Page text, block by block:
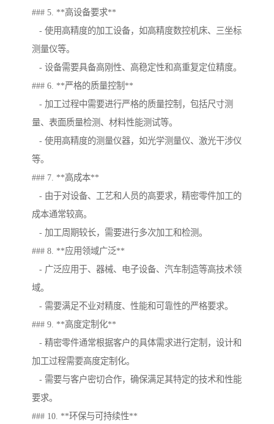
### 5. **高设备要求**
- 使用高精度的加工设备，如高精度数控机床、三坐标
测量仪等。
- 设备需要具备高刚性、高稳定性和高重复定位精度。
### 6. **严格的质量控制**
- 加工过程中需要进行严格的质量控制，包括尺寸测
量、表面质量检测、材料性能测试等。
- 使用高精度的测量仪器，如光学测量仪、激光干涉仪
等。
### 7. **高成本**
- 由于对设备、工艺和人员的高要求，精密零件加工的
成本通常较高。
- 加工周期较长，需要进行多次加工和检测。
### 8. **应用领域广泛**
- 广泛应用于、器械、电子设备、汽车制造等高技术领
域。
- 需要满足不业对精度、性能和可靠性的严格要求。
### 9. **高度定制化**
- 精密零件通常根据客户的具体需求进行定制，设计和
加工过程需要高度定制化。
- 需要与客户密切合作，确保满足其特定的技术和性能
要求。
### 10. **环保与可持续性**